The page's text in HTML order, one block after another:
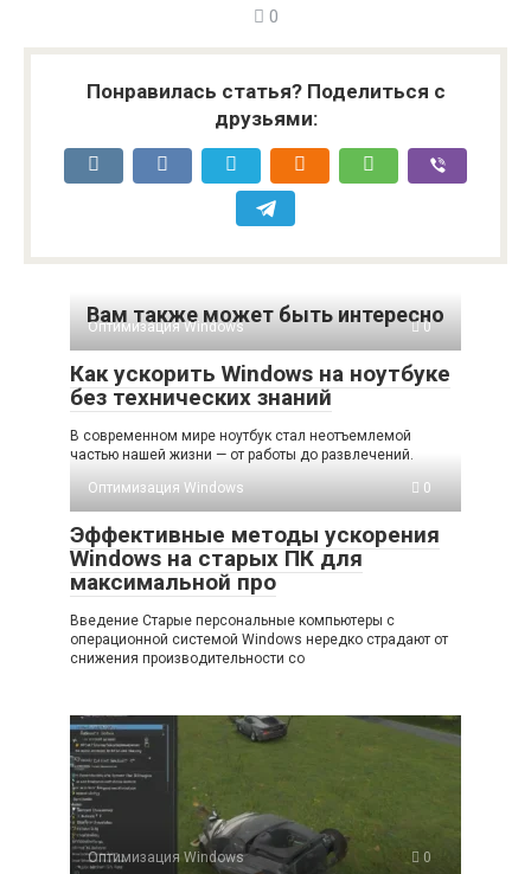
0
Понравилась статья? Поделиться с
друзьями:
Вам также может быть интересно
Оптимизация Windows 0
Как ускорить Windows на ноутбуке
без технических знаний
В современном мире ноутбук стал неотъемлемой
частью нашей жизни — от работы до развлечений.
Оптимизация Windows
0
Эффективные методы ускорения
Windows на старых ПК для
максимальной про
Введение Старые персональные компьютеры с
операционной системой Windows нередко страдают от
снижения производительности со
Оптимизация Windows 0